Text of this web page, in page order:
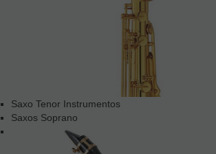
Saxo Tenor Instrumentos
Saxos Soprano